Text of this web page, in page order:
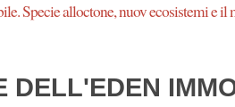
Specie alloctone, nuov ecosistemi e il
DELL'EDEN